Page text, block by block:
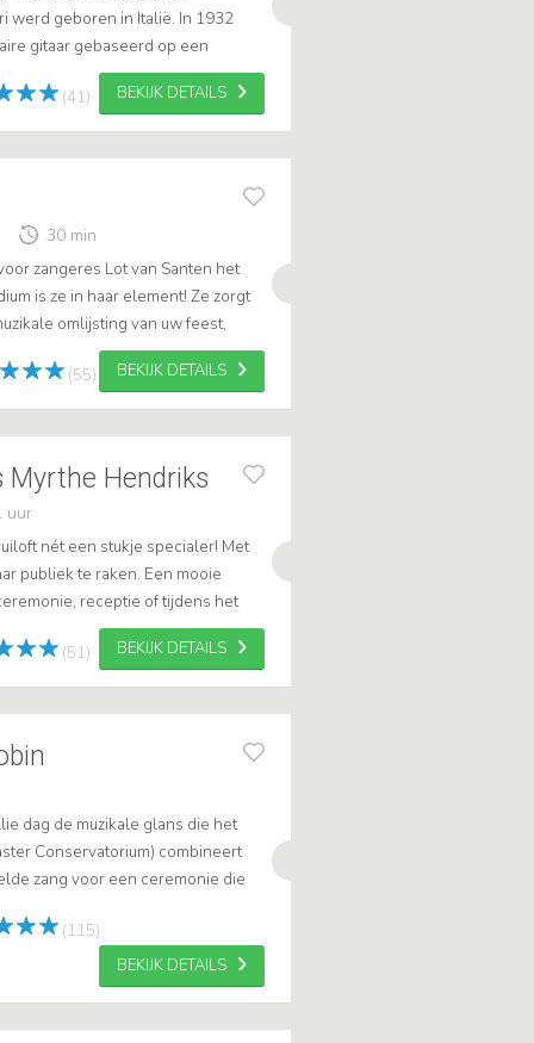
werd geboren in Italië. In 1932
gitaar gebaseerd op een
Maccaferri’s trio omarmt dit type
(41) BEKIJK DETAILS
30 min
zangeres Lot van Santen het
is ze in haar element! Ze zorgt
omlijsting van uw feest,
huwelijksceremonie, u...
(55) BEKIJK DETAILS
Myrthe Hendriks
uur
nét een stukje specialer! Met
publiek te raken. Een mooie
receptie of tijdens het
(51) BEKIJK DETAILS
dag de muzikale glans die het
Conservatorium) combineert
zang voor een ceremonie die
u voor — kies voor ervaring...
(115)
BEKIJK DETAILS